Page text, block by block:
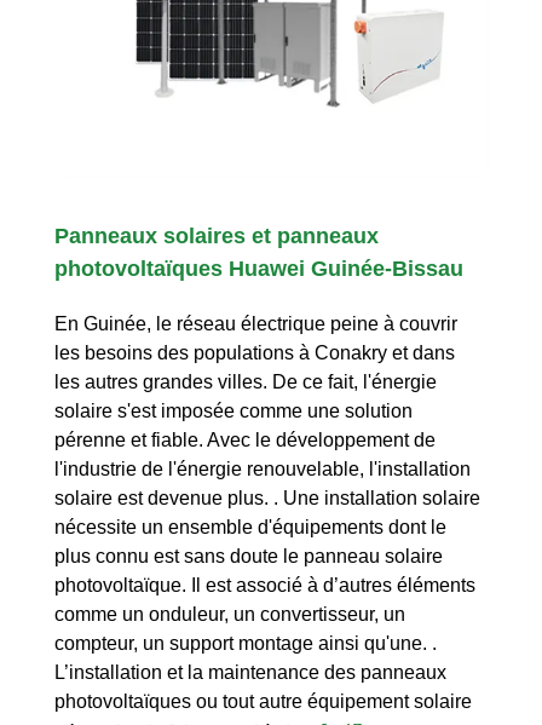
Panneaux solaires et panneaux
photovoltaïques Huawei Guinée-Bissau
En Guinée, le réseau électrique peine à couvrir
les besoins des populations à Conakry et dans
les autres grandes villes. De ce fait, l'énergie
solaire s'est imposée comme une solution
pérenne et fiable. Avec le développement de
l'industrie de l'énergie renouvelable, l'installation
solaire est devenue plus. . Une installation solaire
nécessite un ensemble d'équipements dont le
plus connu est sans doute le panneau solaire
photovoltaïque. Il est associé à d’autres éléments
comme un onduleur, un convertisseur, un
compteur, un support montage ainsi qu'une. .
L’installation et la maintenance des panneaux
photovoltaïques ou tout autre équipement solaire